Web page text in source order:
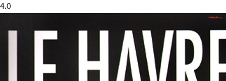
4.0